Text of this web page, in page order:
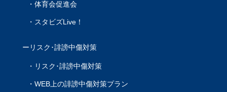
体育会促進会
スタビズLive！
リスク･誹謗中傷対策
リスク･誹謗中傷対策
WEB上の誹謗中傷対策プラン